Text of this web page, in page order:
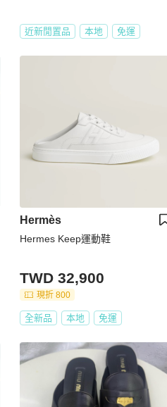
近新閒置品 本地 免運
Hermès
Hermes Keep運動鞋
TWD 32,900
現折 800
全新品 本地 免運